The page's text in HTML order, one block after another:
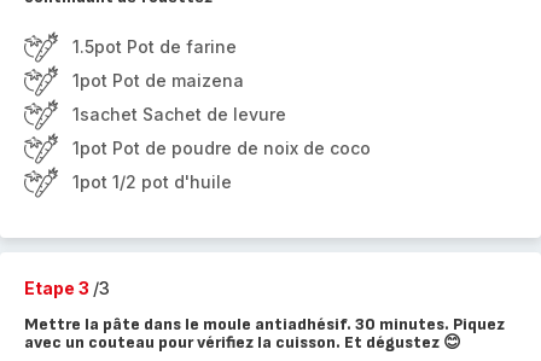
1.5pot Pot de farine
1pot Pot de maizena
1sachet Sachet de levure
1pot Pot de poudre de noix de coco
1pot 1/2 pot d'huile
Etape 3 /3
Mettre la pâte dans le moule antiadhésif. 30 minutes. Piquez
avec un couteau pour vérifiez la cuisson. Et dégustez 😊